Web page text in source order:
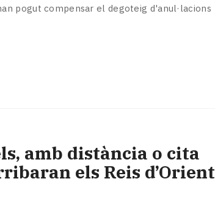
pogut compensar el degoteig d'anul·lacions
amb distància o cita
els Reis d’Orient